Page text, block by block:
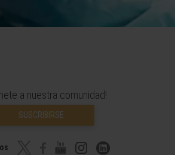
a nuestra comunidad!
SUSCRIBIRSE